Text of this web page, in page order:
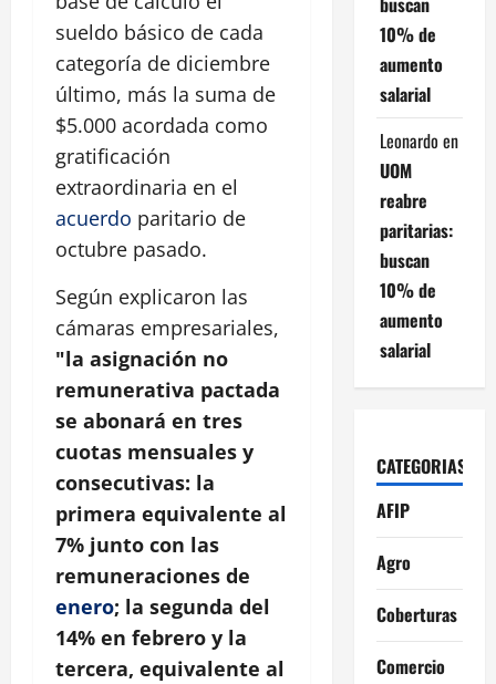
sueldo básico de cada
categoría de diciembre
último, más la suma de
$5.000 acordada como
gratificación
extraordinaria en el
acuerdo paritario de
octubre pasado.
Según explicaron las
cámaras empresariales,
"la asignación no
remunerativa pactada
se abonará en tres
cuotas mensuales y
consecutivas: la
primera equivalente al
7% junto con las
remuneraciones de
enero; la segunda del
14% en febrero y la
tercera, equivalente al
10% de
aumento
salarial
Leonardo en
UOM
reabre
paritarias:
buscan
10% de
aumento
salarial
CATEGORIAS
AFIP
Agro
Coberturas
Comercio